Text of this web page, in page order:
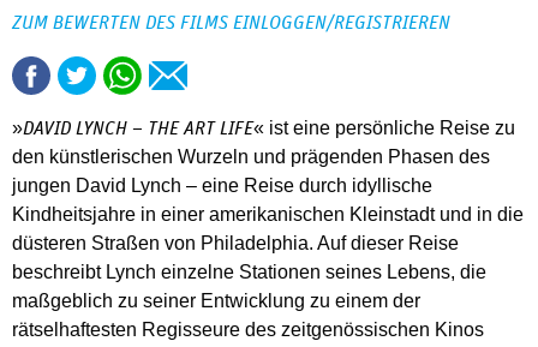
ZUM BEWERTEN DES FILMS EINLOGGEN/REGISTRIEREN
»DAVID LYNCH – THE ART LIFE« ist eine persönliche Reise zu
den künstlerischen Wurzeln und prägenden Phasen des
jungen David Lynch – eine Reise durch idyllische
Kindheitsjahre in einer amerikanischen Kleinstadt und in die
düsteren Straßen von Philadelphia. Auf dieser Reise
beschreibt Lynch einzelne Stationen seines Lebens, die
maßgeblich zu seiner Entwicklung zu einem der
rätselhaftesten Regisseure des zeitgenössischen Kinos